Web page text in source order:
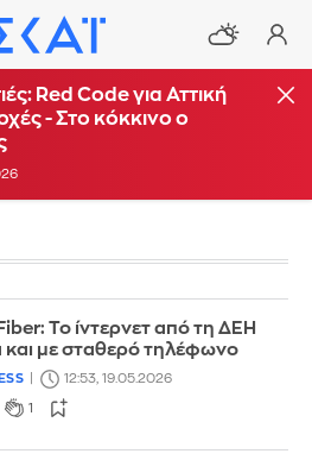
Red Code για Αττική
- Στο κόκκινο ο
Το ίντερνετ από τη ΔΕΗ
με σταθερό τηλέφωνο
12:53, 19.05.2026
1